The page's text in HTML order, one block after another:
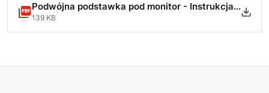
Podwójna podstawka pod monitor - Instrukcja Montażu.pdf
139 KB